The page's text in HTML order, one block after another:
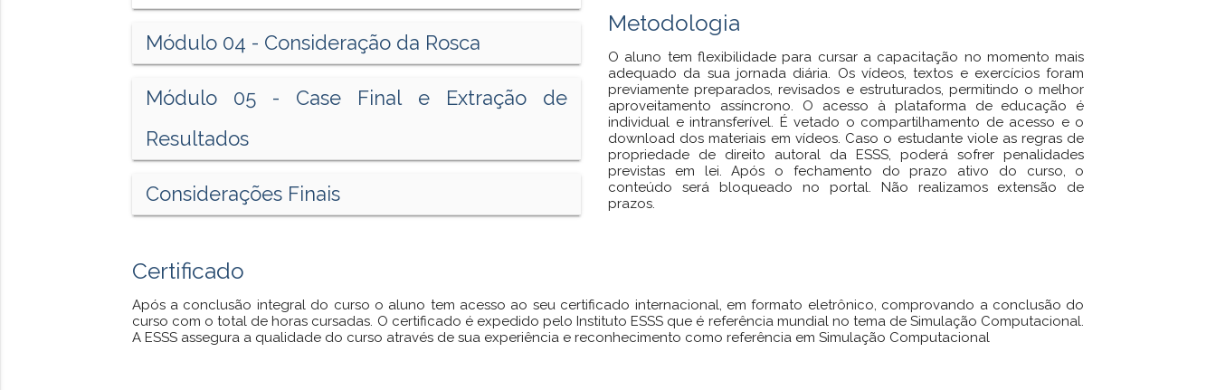
Módulo 04 - Consideração da Rosca
Módulo 05 - Case Final e Extração de
Resultados
Considerações Finais
Metodologia
O aluno tem flexibilidade para cursar a capacitação no momento mais
adequado da sua jornada diária. Os vídeos, textos e exercícios foram
previamente preparados, revisados e estruturados, permitindo o melhor
aproveitamento assíncrono. O acesso à plataforma de educação é
individual e intransferível. É vetado o compartilhamento de acesso e o
download dos materiais em vídeos. Caso o estudante viole as regras de
propriedade de direito autoral da ESSS, poderá sofrer penalidades
previstas em lei. Após o fechamento do prazo ativo do curso, o
conteúdo será bloqueado no portal. Não realizamos extensão de
prazos.
Certificado
Após a conclusão integral do curso o aluno tem acesso ao seu certificado internacional, em formato eletrônico, comprovando a conclusão do
curso com o total de horas cursadas. O certificado é expedido pelo Instituto ESSS que é referência mundial no tema de Simulação Computacional.
A ESSS assegura a qualidade do curso através de sua experiência e reconhecimento como referência em Simulação Computacional